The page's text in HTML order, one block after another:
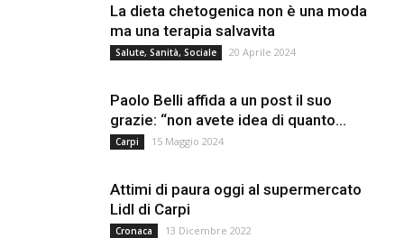
La dieta chetogenica non è una moda
ma una terapia salvavita
Salute, Sanità, Sociale 20 Aprile 2024
Paolo Belli affida a un post il suo
grazie: “non avete idea di quanto...
Carpi 15 Maggio 2024
Attimi di paura oggi al supermercato
Lidl di Carpi
Cronaca 13 Dicembre 2022